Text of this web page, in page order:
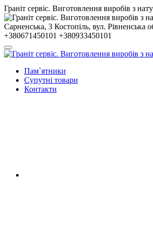
Гранiт сервiс. Виготовлення виробів з
Сарненська, 3 Костопiль, вул. Рiвненська
+380671450101 +380933450101
Пам`ятники
Супутні товари
Контакти